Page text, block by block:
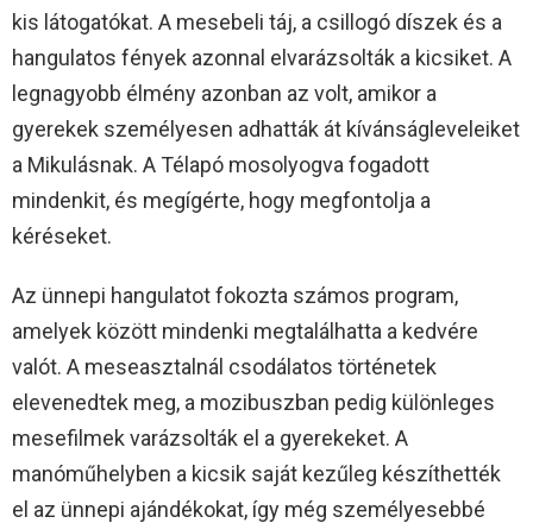
kis látogatókat. A mesebeli táj, a csillogó díszek és a
hangulatos fények azonnal elvarázsolták a kicsiket. A
legnagyobb élmény azonban az volt, amikor a
gyerekek személyesen adhatták át kívánságleveleiket
a Mikulásnak. A Télapó mosolyogva fogadott
mindenkit, és megígérte, hogy megfontolja a
kéréseket.
Az ünnepi hangulatot fokozta számos program,
amelyek között mindenki megtalálhatta a kedvére
valót. A meseasztalnál csodálatos történetek
elevenedtek meg, a mozibuszban pedig különleges
mesefilmek varázsolták el a gyerekeket. A
manóműhelyben a kicsik saját kezűleg készíthették
el az ünnepi ajándékokat, így még személyesebbé